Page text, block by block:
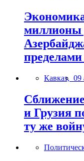
миллионы
Кавказ, 09
и Грузия
ту же